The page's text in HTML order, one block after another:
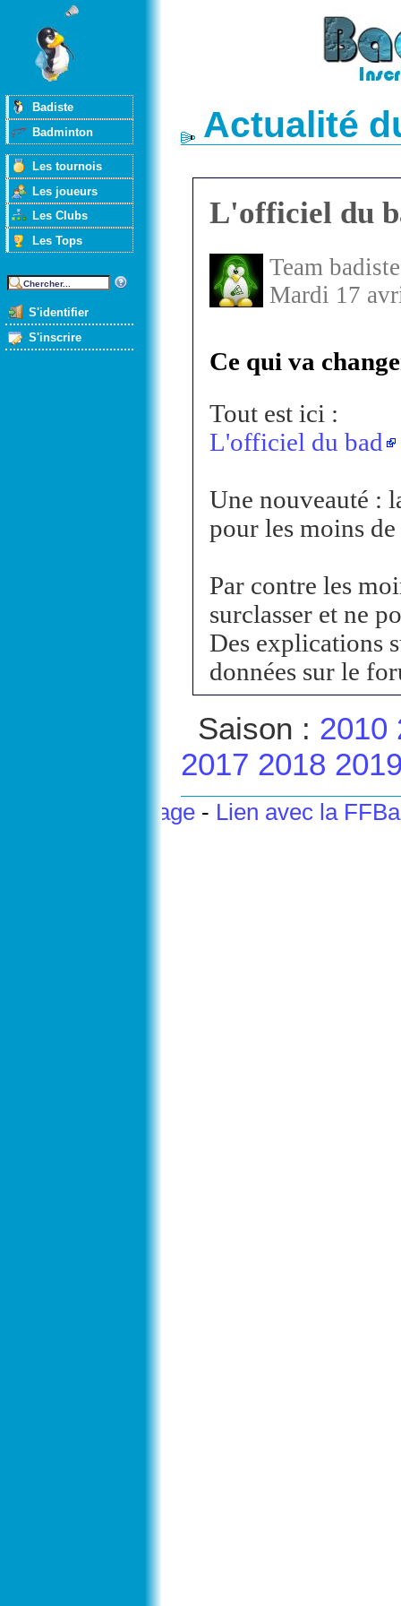
Badiste
Badminton
Les tournois
Les joueurs
Les Clubs
Les Tops
S'identifier
S'inscrire
Actualité
L'officiel du
Team badiste
Mardi 17
Ce qui va
Tout est ici :
L'officiel du bad
Une nouveauté :
pour les moins de
Par contre les
surclasser et ne
Des explications
données sur le
Saison : 2010
2017 2018
Haut de page - Lien avec la